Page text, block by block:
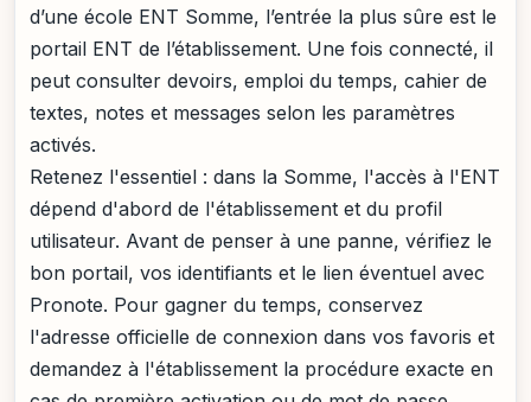
d’une école ENT Somme, l’entrée la plus sûre est le
portail ENT de l’établissement. Une fois connecté, il
peut consulter devoirs, emploi du temps, cahier de
textes, notes et messages selon les paramètres
activés.
Retenez l'essentiel : dans la Somme, l'accès à l'ENT
dépend d'abord de l'établissement et du profil
utilisateur. Avant de penser à une panne, vérifiez le
bon portail, vos identifiants et le lien éventuel avec
Pronote. Pour gagner du temps, conservez
l'adresse officielle de connexion dans vos favoris et
demandez à l'établissement la procédure exacte en